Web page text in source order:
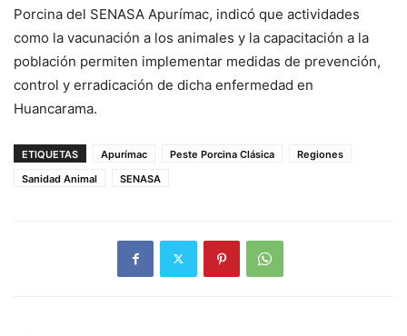
Porcina del SENASA Apurímac, indicó que actividades
como la vacunación a los animales y la capacitación a la
población permiten implementar medidas de prevención,
control y erradicación de dicha enfermedad en
Huancarama.
ETIQUETAS Apurímac Peste Porcina Clásica
Regiones
Sanidad Animal
SENASA